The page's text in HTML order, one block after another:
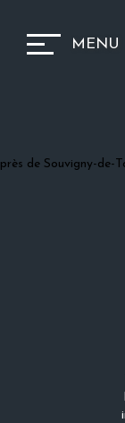
MENU
près de Souvigny-de-